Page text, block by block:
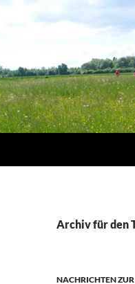
Archiv für den
NACHRICHTEN